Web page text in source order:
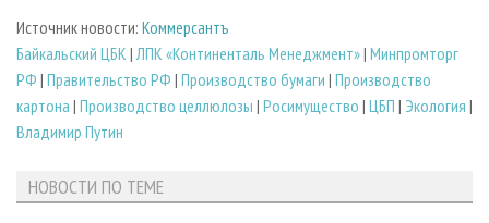
Источник новости: Коммерсантъ
Байкальский ЦБК |ЛПК «Континенталь Менеджмент»| Минпромторг
РФ | Правительство РФ | Производство бумаги | Производство
картона | Производство целлюлозы | Росимущество | ЦБП | Экология |
Владимир Путин
НОВОСТИ ПО ТЕМЕ